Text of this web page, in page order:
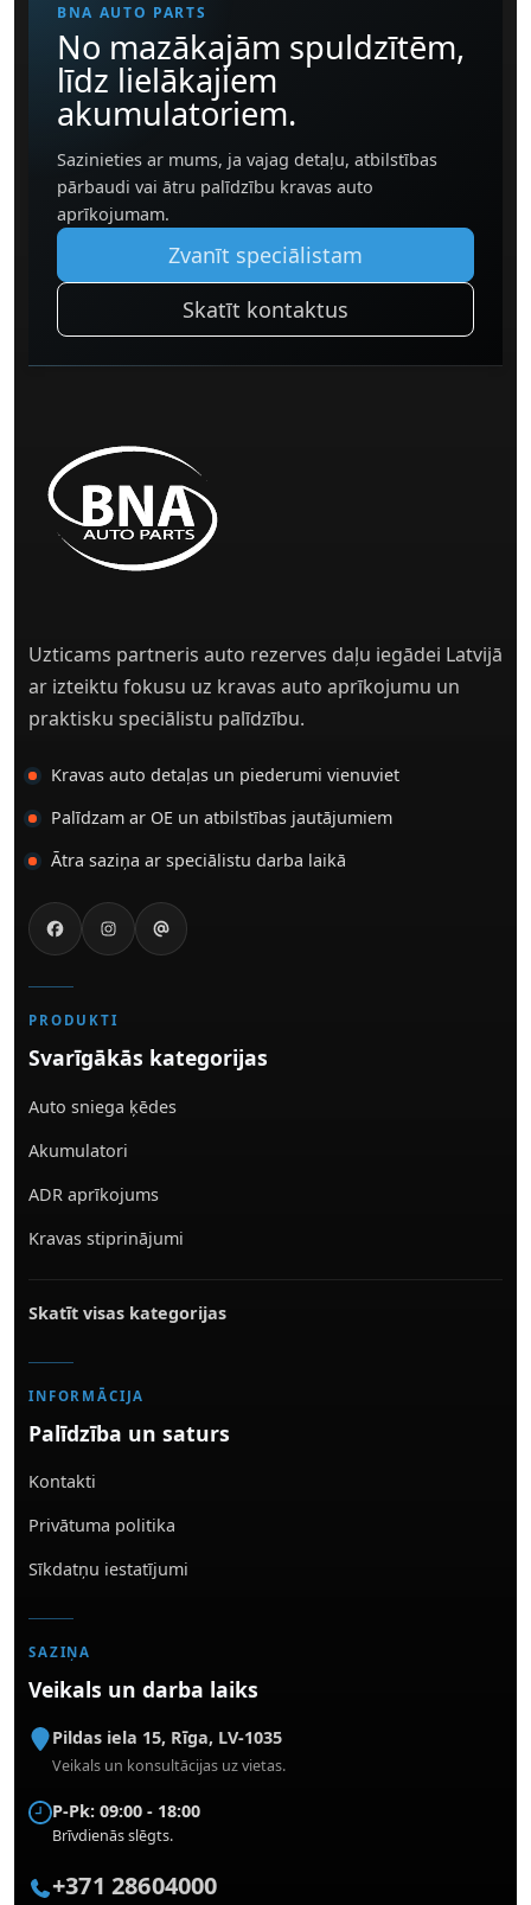
BNA AUTO PARTS
No mazākajām spuldzītēm,
līdz lielākajiem
akumulatoriem.
Sazinieties ar mums, ja vajag detaļu, atbilstības
pārbaudi vai ātru palīdzību kravas auto
aprīkojumam.
Zvanīt speciālistam
Skatīt kontaktus
Uzticams partneris auto rezerves daļu iegādei Latvijā
ar izteiktu fokusu uz kravas auto aprīkojumu un
praktisku speciālistu palīdzību.
Kravas auto detaļas un piederumi vienuviet
Palīdzam ar OE un atbilstības jautājumiem
Ātra saziņa ar speciālistu darba laikā
PRODUKTI
Svarīgākās kategorijas
Auto sniega ķēdes
Akumulatori
ADR aprīkojums
Kravas stiprinājumi
Skatīt visas kategorijas
INFORMĀCIJA
Palīdzība un saturs
Kontakti
Privātuma politika
Sīkdatņu iestatījumi
SAZIŅA
Veikals un darba laiks
Pildas iela 15, Rīga, LV-1035
Veikals un konsultācijas uz vietas.
P-Pk: 09:00 - 18:00
Brīvdienās slēgts.
+371 28604000